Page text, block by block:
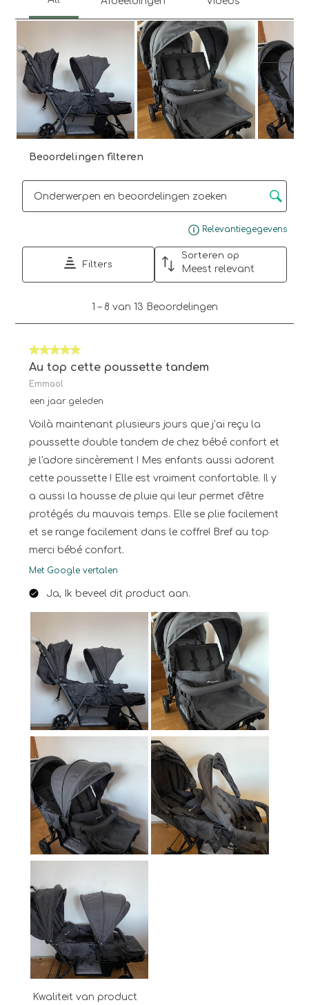
Beoordelingen filteren
Relevantiegegevens
Filters
Sorteren op
Meest relevant
8
Beoordelingen.
1 – 8 van 13 Beoordelingen
5 van 5 sterren.
Au top cette poussette tandem
Emmaol
een jaar geleden
Voilà maintenant plusieurs jours que j’ai reçu la
poussette double tandem de chez bébé confort et
je l'adore sincèrement ! Mes enfants aussi adorent
cette poussette ! Elle est vraiment confortable. Il y
a aussi la housse de pluie qui leur permet d'être
protégés du mauvais temps. Elle se plie facilement
et se range facilement dans le coffre! Bref au top
merci bébé confort.
Met Google vertalen
Ja, Ik beveel dit product aan.
Kwaliteit van product